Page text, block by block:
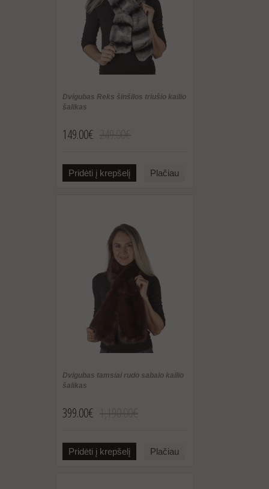
Dvigubas Reks šinšilos triušio kailio
šalikas
149.00€
Pridėti į krepšelį Plačiau
Dvigubas tamsiai rudo sabalo kailio
šalikas
399.00€
Pridėti į krepšelį Plačiau